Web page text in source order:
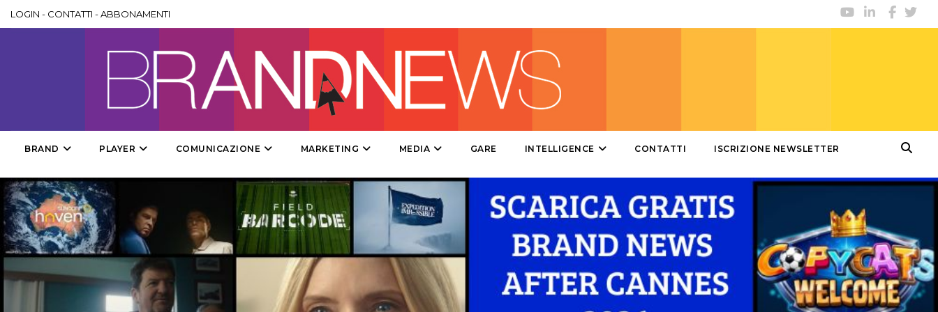
DESIGN
PUNTI VENDITA
CSR
LOGIN - CONTATTI -ABBONAMENTI
BRAND PLAYER COMUNICAZIONE MARKETING MEDIA GARE INTELLIGENCE CONTATTI ISCRIZIONE NEWSLETTER